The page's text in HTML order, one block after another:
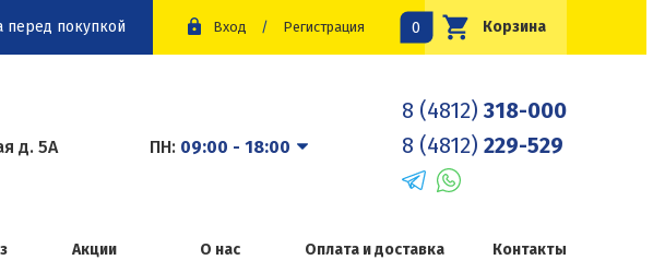
перед покупкой Вход / Регистрация Корзина
0
д. 5А ПН: 09:00 - 18:00
8 (4812) 318-000
8 (4812) 229-529
Акции О нас Оплата и доставка Контакты